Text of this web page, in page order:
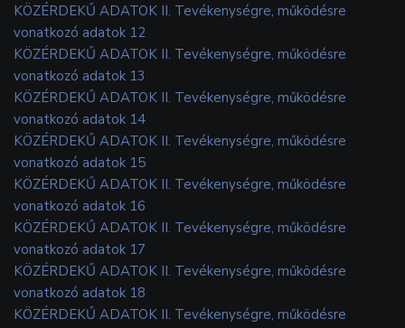
KÖZÉRDEKŰ ADATOK II. Tevékenységre, működésre
vonatkozó adatok 12
KÖZÉRDEKŰ ADATOK II. Tevékenységre, működésre
vonatkozó adatok 13
KÖZÉRDEKŰ ADATOK II. Tevékenységre, működésre
vonatkozó adatok 14
KÖZÉRDEKŰ ADATOK II. Tevékenységre, működésre
vonatkozó adatok 15
KÖZÉRDEKŰ ADATOK II. Tevékenységre, működésre
vonatkozó adatok 16
KÖZÉRDEKŰ ADATOK II. Tevékenységre, működésre
vonatkozó adatok 17
KÖZÉRDEKŰ ADATOK II. Tevékenységre, működésre
vonatkozó adatok 18
KÖZÉRDEKŰ ADATOK II. Tevékenységre, működésre